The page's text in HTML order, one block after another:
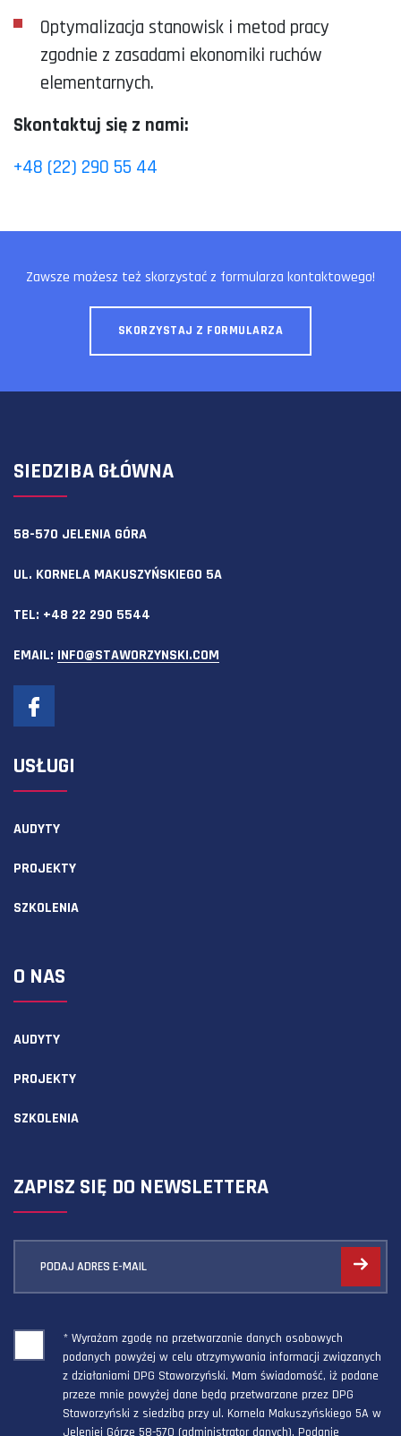
Optymalizacja stanowisk i metod pracy
zgodnie z zasadami ekonomiki ruchów
elementarnych.
Skontaktuj się z nami:
+48 (22) 290 55 44
Zawsze możesz też skorzystać z formularza kontaktowego!
SKORZYSTAJ Z FORMULARZA
SIEDZIBA GŁÓWNA
58-570 JELENIA GÓRA
UL. KORNELA MAKUSZYŃSKIEGO 5A
TEL: +48 22 290 5544
EMAIL: INFO@STAWORZYNSKI.COM
USŁUGI
AUDYTY
PROJEKTY
SZKOLENIA
O NAS
AUDYTY
PROJEKTY
SZKOLENIA
ZAPISZ SIĘ DO NEWSLETTERA
PODAJ ADRES E-MAIL
* Wyrażam zgodę na przetwarzanie danych osobowych
podanych powyżej w celu otrzymywania informacji związanych
z działaniami DPG Staworzyński. Mam świadomość, iż podane
przeze mnie powyżej dane będą przetwarzane przez DPG
Staworzyński z siedzibą przy ul. Kornela Makuszyńskiego 5A w
Jeleniej Górze 58-570 (administrator danych). Podanie